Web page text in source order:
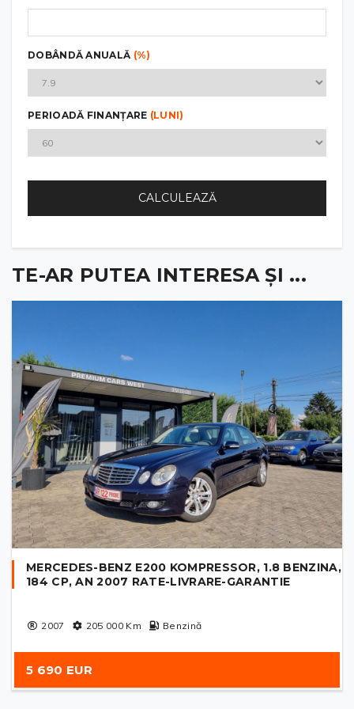
DOBÂNDĂ ANUALĂ (%)
PERIOADĂ FINANȚARE (LUNI)
CALCULEAZĂ
TE-AR PUTEA INTERESA ȘI ...
MERCEDES-BENZ E200 KOMPRESSOR, 1.8 BENZINA,
184 CP, AN 2007 RATE-LIVRARE-GARANTIE
2007 205 000Km Benzină
5 690 EUR